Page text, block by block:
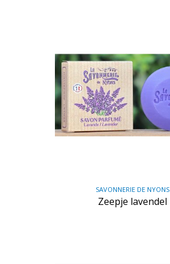
SAVONNERIE DE NYONS
Zeepje lavendel